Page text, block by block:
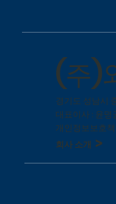
(주)
경기도 성남시
대표이사 : 윤
개인정보보호
회사 소개 >